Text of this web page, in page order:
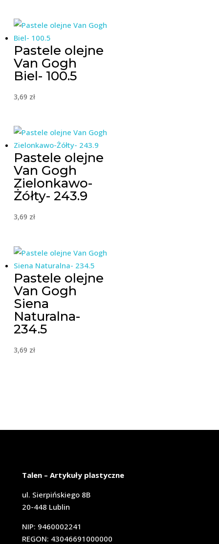
Pastele olejne
Van Gogh
Biel- 100.5
3,69 zł
Pastele olejne
Van Gogh
Zielonkawo-
Żółty- 243.9
3,69 zł
Pastele olejne
Van Gogh
Siena
Naturalna-
234.5
3,69 zł
Talen – Artykuły plastyczne
ul. Sierpińskiego 8B
20-448 Lublin
NIP: 9460002241
REGON: 43046691000000